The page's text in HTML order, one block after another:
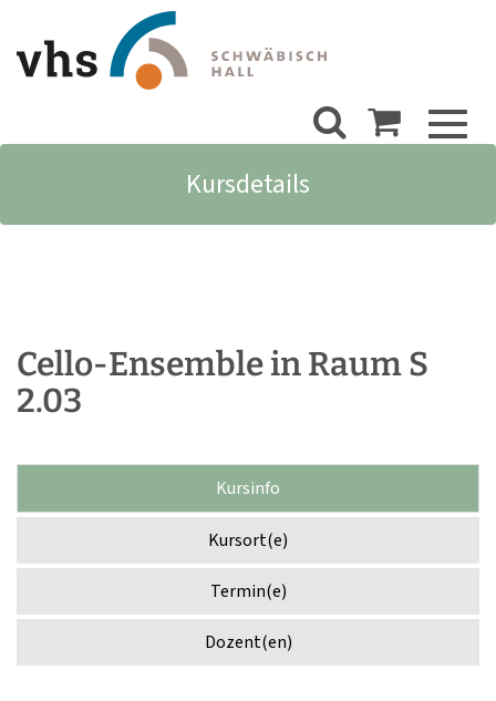
Kursdetails
Cello-Ensemble in Raum S
2.03
Kursinfo
Kursort(e)
Termin(e)
Dozent(en)